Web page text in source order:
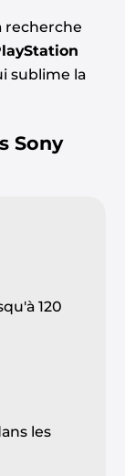
recherche
sublime la
Sony
120
les